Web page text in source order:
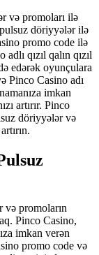
və promoları ilə
döriyyələr ilə
promo code ilə
qızıl qalın qızıl
edərək oyunçulara
Pinco Casino adı
imkan
artırır. Pinco
döriyyələr və
promoların
Pinco Casino,
imkan verən
promo code və